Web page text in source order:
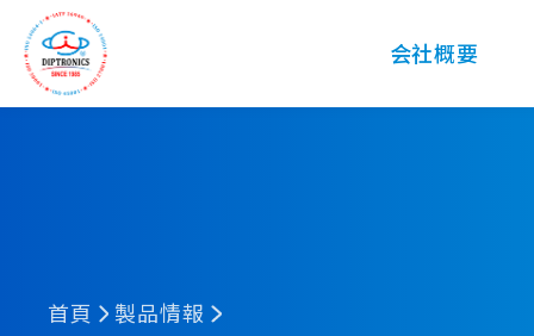
会社概要
首頁 製品情報